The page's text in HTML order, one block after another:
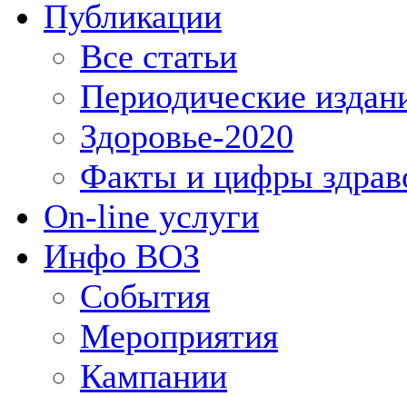
Публикации
Все статьи
Периодические
Здоровье-2020
Факты и цифры
On-line услуги
Инфо ВОЗ
События
Мероприятия
Кампании